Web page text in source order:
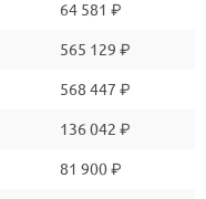
64 581 ₽
565 129 ₽
568 447 ₽
136 042 ₽
81 900 ₽